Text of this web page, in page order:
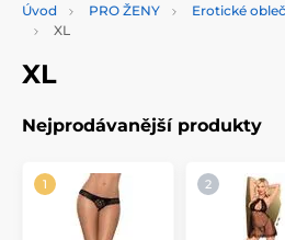
Úvod PRO ŽENY Erotické
XL
XL
Nejprodávanější produkty